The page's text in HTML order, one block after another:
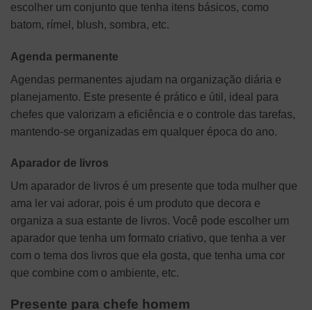
escolher um conjunto que tenha itens básicos, como
batom, rímel, blush, sombra, etc.
Agenda permanente
Agendas permanentes ajudam na organização diária e
planejamento. Este presente é prático e útil, ideal para
chefes que valorizam a eficiência e o controle das tarefas,
mantendo-se organizadas em qualquer época do ano.
Aparador de livros
Um aparador de livros é um presente que toda mulher que
ama ler vai adorar, pois é um produto que decora e
organiza a sua estante de livros. Você pode escolher um
aparador que tenha um formato criativo, que tenha a ver
com o tema dos livros que ela gosta, que tenha uma cor
que combine com o ambiente, etc.
Presente para chefe homem